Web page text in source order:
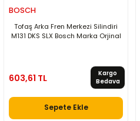
BOSCH
Tofaş Arka Fren Merkezi Silindiri
M131 DKS SLX Bosch Marka Orjinal
603,61 TL
Kargo
Bedava
Sepete Ekle